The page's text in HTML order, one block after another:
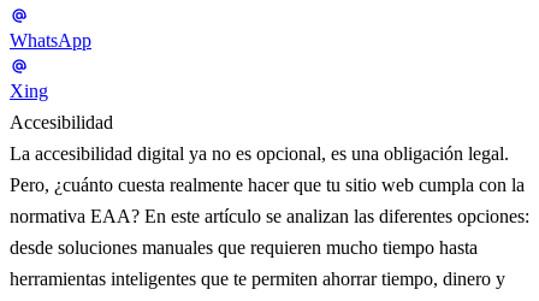
WhatsApp
Xing
Accesibilidad
La accesibilidad digital ya no es opcional, es una obligación legal.
Pero, ¿cuánto cuesta realmente hacer que tu sitio web cumpla con la
normativa EAA? En este artículo se analizan las diferentes opciones:
desde soluciones manuales que requieren mucho tiempo hasta
herramientas inteligentes que te permiten ahorrar tiempo, dinero y